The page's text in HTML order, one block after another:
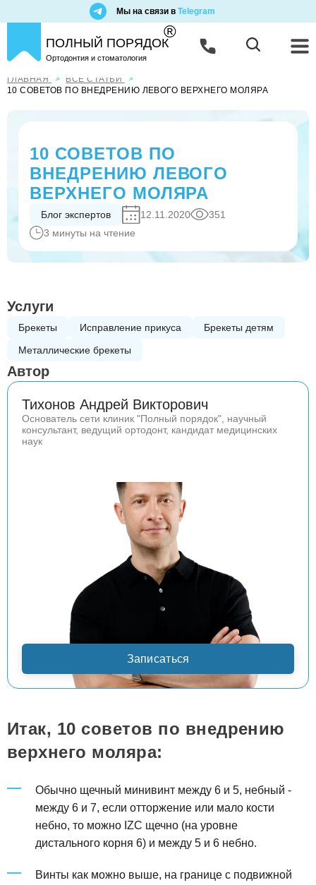
Мы на связи в Telegram
ПОЛНЫЙ ПОРЯДОК
®
Ортодонтия и стоматология
ГЛАВНАЯ
ВСЕ СТАТЬИ
10 СОВЕТОВ ПО ВНЕДРЕНИЮ ЛЕВОГО ВЕРХНЕГО МОЛЯРА
10 СОВЕТОВ ПО
ВНЕДРЕНИЮ ЛЕВОГО
ВЕРХНЕГО МОЛЯРА
Блог экспертов 12.11.2020
351
3 минуты на чтение
Итак, 10 советов по внедрению
верхнего моляра:
Обычно щечный минивинт между 6 и 5, небный -
между 6 и 7, если отторжение или мало кости
небно, то можно IZC щечно (на уровне
дистального корня 6) и между 5 и 6 небно.
Винты как можно выше, на границе с подвижной
Услуги
Брекеты Исправление прикуса
Брекеты детям
Металлические брекеты
Автор
Тихонов Андрей Викторович
Основатель сети клиник "Полный порядок", научный
консультант, ведущий ортодонт, кандидат медицинских
наук
Записаться